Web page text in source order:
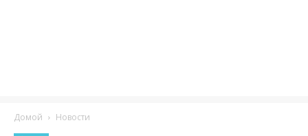
Домой Новости